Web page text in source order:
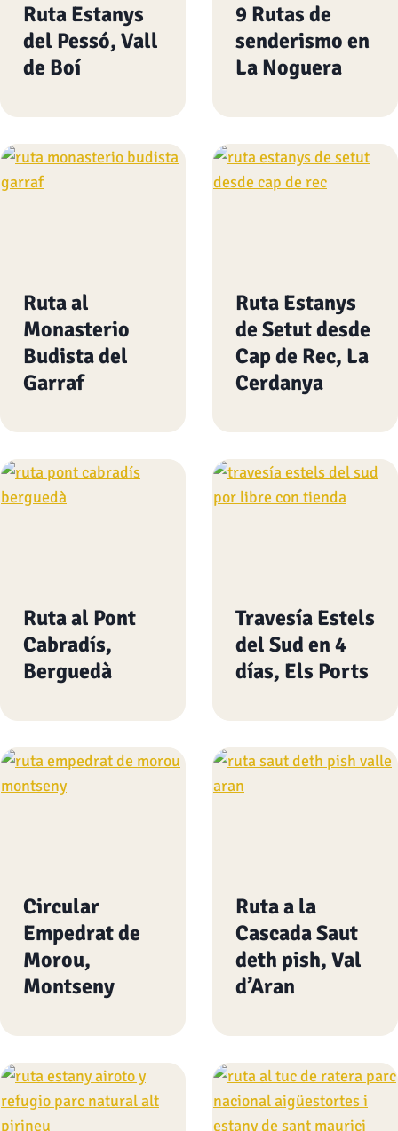
Ruta Estanys
del Pessó, Vall
de Boí
9 Rutas de
senderismo en
La Noguera
Ruta al
Monasterio
Budista del
Garraf
Ruta Estanys
de Setut desde
Cap de Rec, La
Cerdanya
Ruta al Pont
Cabradís,
Berguedà
Travesía Estels
del Sud en 4
días, Els Ports
Circular
Empedrat de
Morou,
Montseny
Ruta a la
Cascada Saut
deth pish, Val
d’Aran